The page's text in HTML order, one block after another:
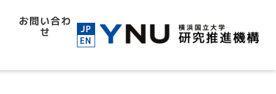
お問い合わ
せ
JP
EN